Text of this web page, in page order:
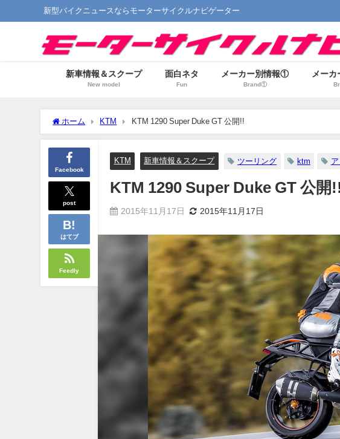
新型バイクニュースならモーターサイクルナビゲーター
新車情報＆スクープ
New model
面白ネタ
Fun
メーカー別情報①
Brand①
メー
ホーム KTM KTM 1290 Super Duke GT 公開!!
Facebook
post
はてブ
Feedly
KTM 新車情報＆スクープ ツーリング ktm
KTM 1290 Super Duke GT 公開
2015年11月17日 2015年11月17日